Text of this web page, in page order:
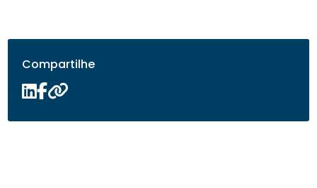
Compartilhe